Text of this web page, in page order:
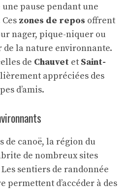
pause pendant une
zones de repos offrent
nager, pique-niquer ou
la nature environnante.
de Chauvet et Saint-
appréciées des
d’amis.
de canoë, la région du
de nombreux sites
sentiers de randonnée
d’accéder à des